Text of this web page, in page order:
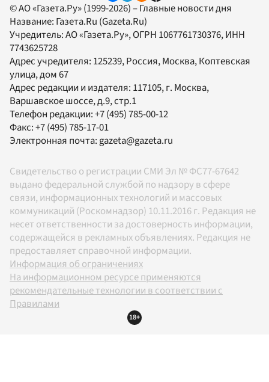
© АО «Газета.Ру» (1999-2026) – Главные новости дня
Название: Газета.Ru (Gazeta.Ru)
Учредитель:АО «Газета.Ру», ОГРН 1067761730376, ИНН
7743625728
Адрес учредителя: 125239, Россия, Москва, Коптевская
улица, дом 67
Адрес редакции и издателя: 117105, г. Москва,
Варшавское шоссе, д.9, стр.1
Телефон редакции:+7 (495) 785-00-12
Факс:+7 (495) 785-17-01
Электронная почта:gazeta@gazeta.ru
Свидетельство о регистрации СМИ Эл № ФС77-67642
выдано федеральной службой по надзору в сфере
связи, информационных технологий и массовых
коммуникаций (Роскомнадзор) 10.11.2016 г. Редакция не
несет ответственности за достоверность информации,
содержащейся в рекламных объявлениях. Редакция не
предоставляет справочной информации.
Информация об ограничениях
На информационном ресурсе применяются
рекомендательные технологии в соответствии с
Правилами
18+